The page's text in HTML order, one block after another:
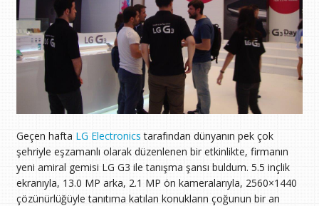
Geçen hafta LG Electronics tarafından dünyanın pek çok
şehriyle eşzamanlı olarak düzenlenen bir etkinlikte, firmanın
yeni amiral gemisi LG G3 ile tanışma şansı buldum. 5.5 inçlik
ekranıyla, 13.0 MP arka, 2.1 MP ön kameralarıyla, 2560×1440
çözünürlüğüyle tanıtıma katılan konukların çoğunun bir an